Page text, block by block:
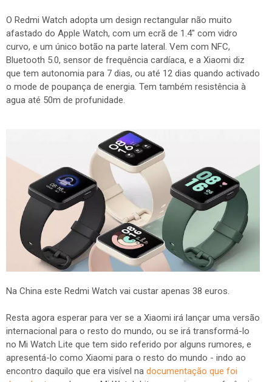
O Redmi Watch adopta um design rectangular não muito
afastado do Apple Watch, com um ecrã de 1.4" com vidro
curvo, e um único botão na parte lateral. Vem com NFC,
Bluetooth 5.0, sensor de frequência cardíaca, e a Xiaomi diz
que tem autonomia para 7 dias, ou até 12 dias quando activado
o mode de poupança de energia. Tem também resistência à
agua até 50m de profunidade.
Na China este Redmi Watch vai custar apenas 38 euros.
Resta agora esperar para ver se a Xiaomi irá lançar uma versão
internacional para o resto do mundo, ou se irá transformá-lo
no Mi Watch Lite que tem sido referido por alguns rumores, e
apresentá-lo como Xiaomi para o resto do mundo - indo ao
encontro daquilo que era visível na documentação que foi